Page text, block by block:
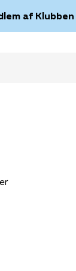
af Klubben